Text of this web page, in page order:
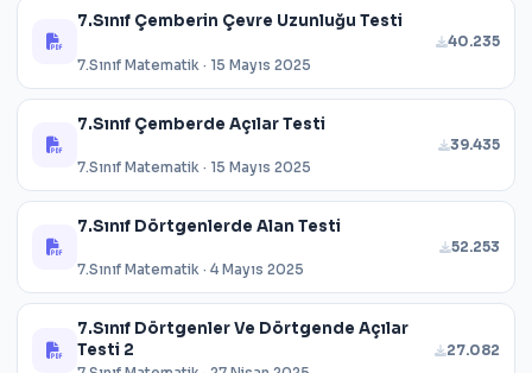
7.Sınıf Çemberin Çevre Uzunluğu Testi
7.Sınıf Matematik · 15 Mayıs 2025
40.235
7.Sınıf Çemberde Açılar Testi
7.Sınıf Matematik · 15 Mayıs 2025
39.435
7.Sınıf Dörtgenlerde Alan Testi
7.Sınıf Matematik · 4 Mayıs 2025
52.253
7.Sınıf Dörtgenler Ve Dörtgende Açılar
Testi 2
27.082